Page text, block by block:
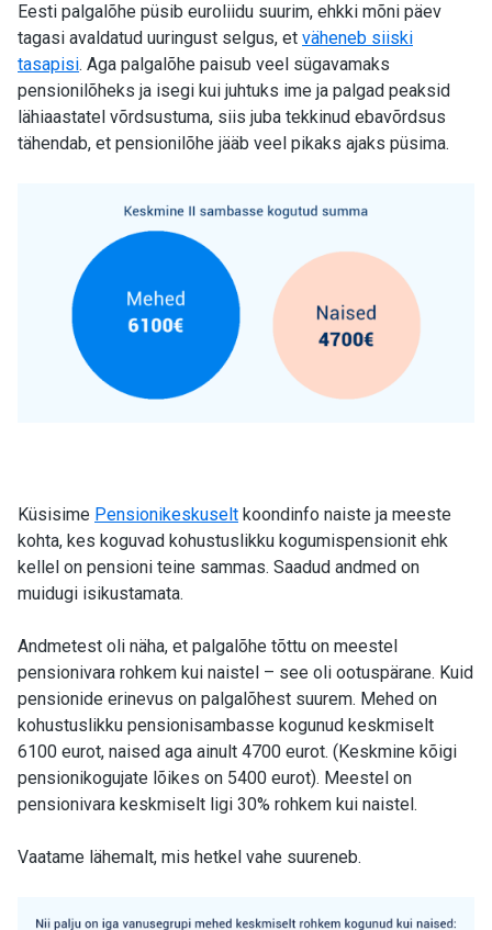
Eesti palgalõhe püsib euroliidu suurim, ehkki mõni päev
tagasi avaldatud uuringust selgus, et väheneb siiski
tasapisi. Aga palgalõhe paisub veel sügavamaks
pensionilõheks ja isegi kui juhtuks ime ja palgad peaksid
lähiaastatel võrdsustuma, siis juba tekkinud ebavõrdsus
tähendab, et pensionilõhe jääb veel pikaks ajaks püsima.
Küsisime Pensionikeskuselt koondinfo naiste ja meeste
kohta, kes koguvad kohustuslikku kogumispensionit ehk
kellel on pensioni teine sammas. Saadud andmed on
muidugi isikustamata.
Andmetest oli näha, et palgalõhe tõttu on meestel
pensionivara rohkem kui naistel – see oli ootuspärane. Kuid
pensionide erinevus on palgalõhest suurem. Mehed on
kohustuslikku pensionisambasse kogunud keskmiselt
6100 eurot, naised aga ainult 4700 eurot. (Keskmine kõigi
pensionikogujate lõikes on 5400 eurot). Meestel on
pensionivara keskmiselt ligi 30% rohkem kui naistel.
Vaatame lähemalt, mis hetkel vahe suureneb.